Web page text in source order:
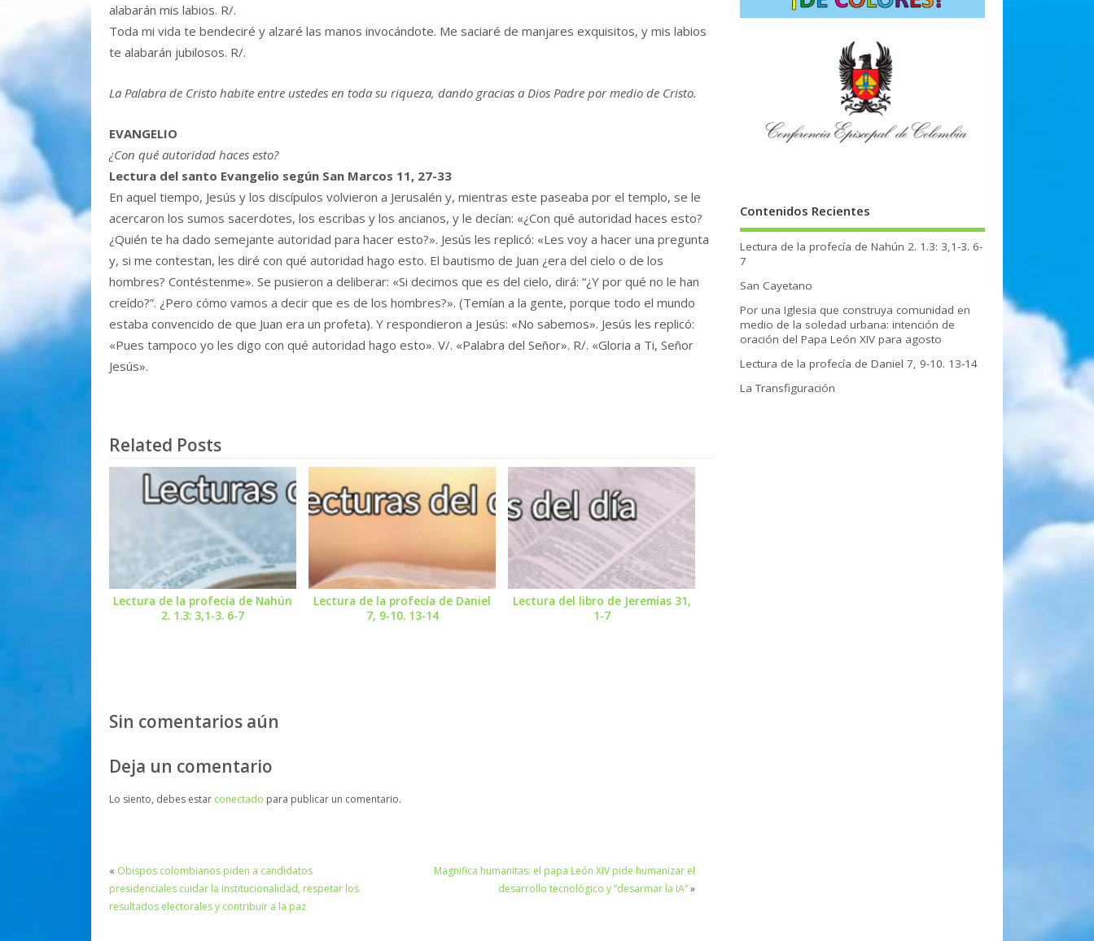
alabarán mis labios. R/.
Toda mi vida te bendeciré y alzaré las manos invocándote. Me saciaré de manjares exquisitos, y mis labios
te alabarán jubilosos. R/.
La Palabra de Cristo habite entre ustedes en toda su riqueza, dando gracias a Dios Padre por medio de Cristo.
EVANGELIO
¿Con qué autoridad haces esto?
Lectura del santo Evangelio según San Marcos 11, 27-33
En aquel tiempo, Jesús y los discípulos volvieron a Jerusalén y, mientras este paseaba por el templo, se le
acercaron los sumos sacerdotes, los escribas y los ancianos, y le decían: «¿Con qué autoridad haces esto?
¿Quién te ha dado semejante autoridad para hacer esto?». Jesús les replicó: «Les voy a hacer una pregunta
y, si me contestan, les diré con qué autoridad hago esto. El bautismo de Juan ¿era del cielo o de los
hombres? Contéstenme». Se pusieron a deliberar: «Si decimos que es del cielo, dirá: “¿Y por qué no le han
creído?”. ¿Pero cómo vamos a decir que es de los hombres?». (Temían a la gente, porque todo el mundo
estaba convencido de que Juan era un profeta). Y respondieron a Jesús: «No sabemos». Jesús les replicó:
«Pues tampoco yo les digo con qué autoridad hago esto». V/. «Palabra del Señor». R/. «Gloria a Ti, Señor
Jesús».
Related Posts
Lectura de la profecía de Nahún
2. 1.3: 3,1-3. 6-7
Lectura de la profecía de Daniel
7, 9-10. 13-14
Lectura del libro de Jeremías 31,
1-7
Sin comentarios aún
Deja un comentario
Lo siento, debes estar conectado para publicar un comentario.
« Obispos colombianos piden a candidatos
presidenciales cuidar la institucionalidad, respetar los
resultados electorales y contribuir a la paz
Magnifica humanitas: el papa León XIV pide humanizar el
desarrollo tecnológico y “desarmar la IA”»
Contenidos Recientes
Lectura de la profecía de Nahún 2. 1.3: 3,1-3. 6-
7
San Cayetano
Por una Iglesia que construya comunidad en
medio de la soledad urbana: intención de
oración del Papa León XIV para agosto
Lectura de la profecía de Daniel 7, 9-10. 13-14
La Transfiguración